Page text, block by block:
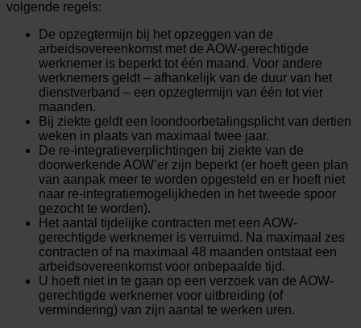
volgende regels:
De opzegtermijn bij het opzeggen van de
arbeidsovereenkomst met de AOW-gerechtigde
werknemer is beperkt tot één maand. Voor andere
werknemers geldt – afhankelijk van de duur van het
dienstverband – een opzegtermijn van één tot vier
maanden.
Bij ziekte geldt een loondoorbetalingsplicht van dertien
weken in plaats van maximaal twee jaar.
De re-integratieverplichtingen bij ziekte van de
doorwerkende AOW’er zijn beperkt (er hoeft geen plan
van aanpak meer te worden opgesteld en er hoeft niet
naar re-integratiemogelijkheden in het tweede spoor
gezocht te worden).
Het aantal tijdelijke contracten met een AOW-
gerechtigde werknemer is verruimd. Na maximaal zes
contracten of na maximaal 48 maanden ontstaat een
arbeidsovereenkomst voor onbepaalde tijd.
U hoeft niet in te gaan op een verzoek van de AOW-
gerechtigde werknemer voor uitbreiding (of
vermindering) van zijn aantal te werken uren.